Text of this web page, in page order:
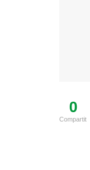
0
Compartit